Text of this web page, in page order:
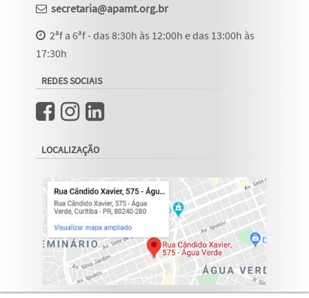
secretaria@apamt.org.br
2ªf a 6ªf - das 8:30h às 12:00h e das 13:00h às
17:30h
REDES SOCIAIS
LOCALIZAÇÃO